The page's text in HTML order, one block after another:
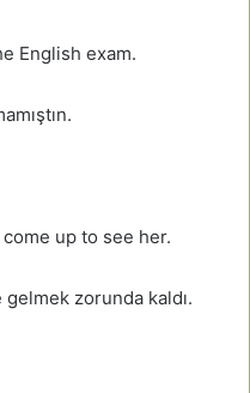
English exam.
up to see her.
zorunda kaldı.